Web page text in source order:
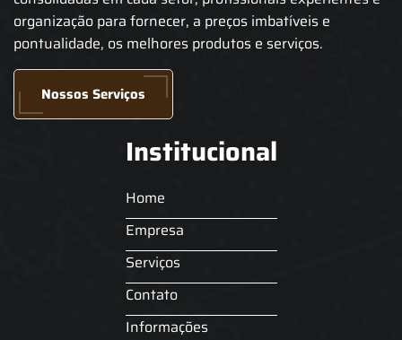
organização para fornecer, a preços imbatíveis e
pontualidade, os melhores produtos e serviços.
Nossos Serviços
Institucional
Home
Empresa
Serviços
Contato
Informações